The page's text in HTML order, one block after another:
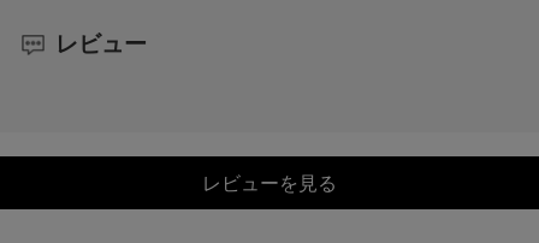
レビュー
レビューを見る